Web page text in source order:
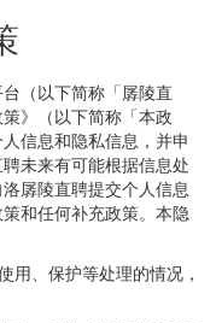
（以下简称「孱陵直
》（以下简称「本政
信息和隐私信息，并申
未来有可能根据信息处
孱陵直聘提交个人信息
和任何补充政策。本隐
用、保护等处理的情况，